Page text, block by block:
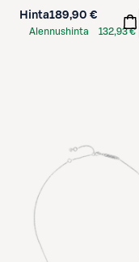
Hinta189,90 €
Alennushinta
132,93 €